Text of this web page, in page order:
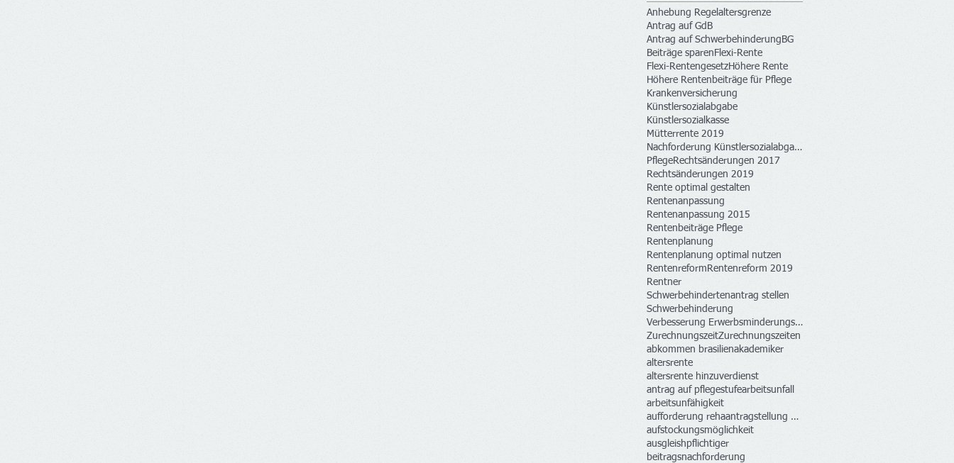
Anhebung Regelaltersgrenze
Antrag auf GdB
Antrag auf Schwerbehinderung BG
Beiträge sparen Flexi-Rente
Flexi-RentengesetzHöhere Rente
Höhere Rentenbeiträge für Pflege
Krankenversicherung
Künstlersozialabgabe
Künstlersozialkasse
Mütterrente 2019
Nachforderung Künstlersozialabgabe
PflegeRechtsänderungen 2017
Rechtsänderungen 2019
Rente optimal gestalten
Rentenanpassung
Rentenanpassung 2015
Rentenbeiträge Pflege
Rentenplanung
Rentenplanung optimal nutzen
Rentenreform Rentenreform 2019
Rentner
Schwerbehindertenantrag stellen
Schwerbehinderung
Verbesserung Erwerbsminderungsrenten
ZurechnungszeitZurechnungszeiten
abkommen brasilienakademiker
altersrente
altersrente hinzuverdienst
antrag auf pflegestufearbeitsunfall
arbeitsunfähigkeit
aufforderung rehaantragstellung krankenkasse
aufstockungsmöglichkeit
ausgleishpflichtiger
beitragsnachforderung